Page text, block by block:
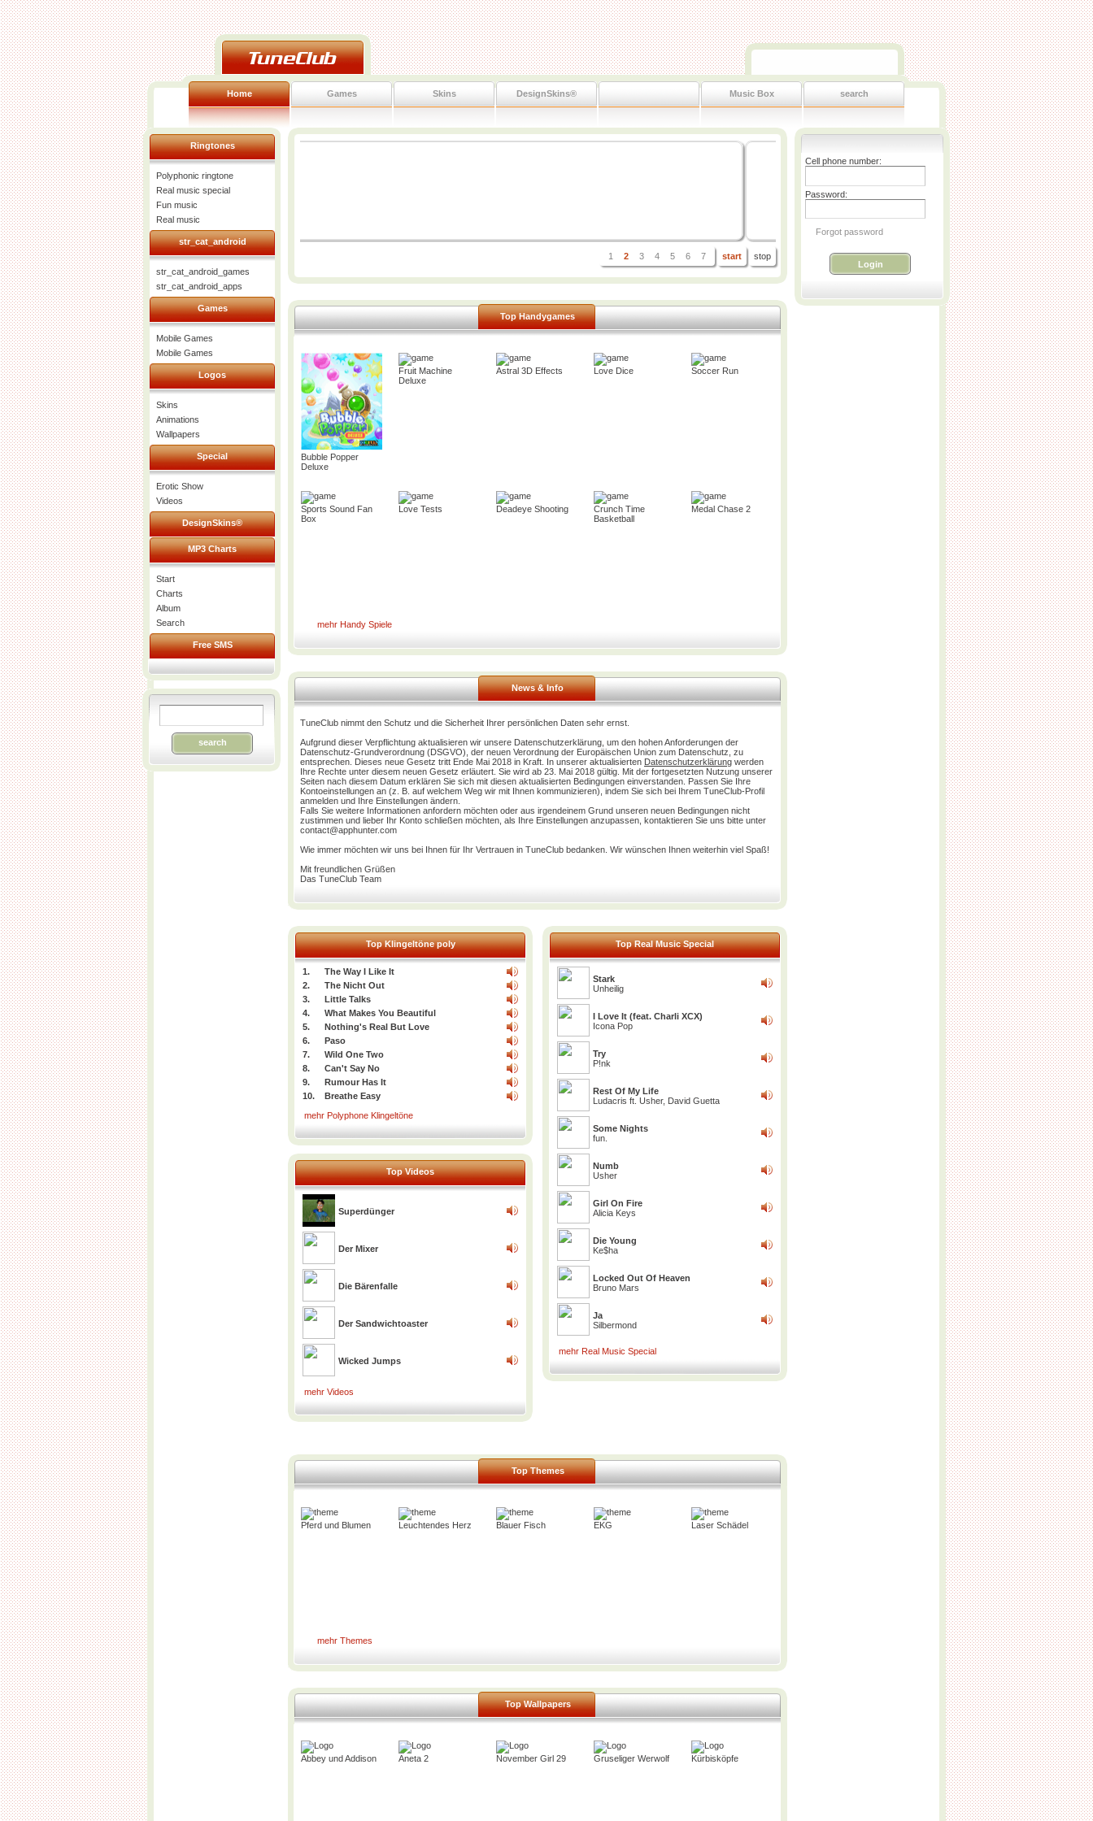
Home Games Skins DesignSkins® Music Box search
Ringtones
Polyphonic ringtone
Real music special
Fun music
Real music
str_cat_android
str_cat_android_games
str_cat_android_apps
Games
Mobile Games
Mobile Games
Logos
Skins
Animations
Wallpapers
Special
Erotic Show
Videos
DesignSkins®
MP3 Charts
Start
Charts
Album
Search
Free SMS
search
1 2 3 4 5 6 7 start stop
Top Handygames
Bubble Popper
Deluxe
Fruit Machine
Deluxe
Astral 3D Effects Love Dice Soccer Run
Sports Sound Fan
Box
Love Tests Deadeye Shooting
Crunch Time
Basketball
Medal Chase 2
mehr Handy Spiele
News & Info
TuneClub nimmt den Schutz und die Sicherheit Ihrer persönlichen Daten sehr ernst.
Aufgrund dieser Verpflichtung aktualisieren wir unsere Datenschutzerklärung, um den hohen Anforderungen der
Datenschutz-Grundverordnung (DSGVO), der neuen Verordnung der Europäischen Union zum Datenschutz, zu
entsprechen. Dieses neue Gesetz tritt Ende Mai 2018 in Kraft. In unserer aktualisierten Datenschutzerklärung werden
Ihre Rechte unter diesem neuen Gesetz erläutert. Sie wird ab 23. Mai 2018 gültig. Mit der fortgesetzten Nutzung unserer
Seiten nach diesem Datum erklären Sie sich mit diesen aktualisierten Bedingungen einverstanden. Passen Sie Ihre
Kontoeinstellungen an (z. B. auf welchem Weg wir mit Ihnen kommunizieren), indem Sie sich bei Ihrem TuneClub-Profil
anmelden und Ihre Einstellungen ändern.
Falls Sie weitere Informationen anfordern möchten oder aus irgendeinem Grund unseren neuen Bedingungen nicht
zustimmen und lieber Ihr Konto schließen möchten, als Ihre Einstellungen anzupassen, kontaktieren Sie uns bitte unter
contact@apphunter.com
Wie immer möchten wir uns bei Ihnen für Ihr Vertrauen in TuneClub bedanken. Wir wünschen Ihnen weiterhin viel Spaß!
Mit freundlichen Grüßen
Das TuneClub Team
Top Klingeltöne poly
1.
The Way I Like It
2.
The Nicht Out
3.
Little Talks
4.
What Makes You Beautiful
5.
Nothing's Real But Love
6.
Paso
7.
Wild One Two
8.
Can't Say No
9.
Rumour Has It
10.
Breathe Easy
mehr Polyphone Klingeltöne
Top Videos
Superdünger
Der Mixer
Die Bärenfalle
Der Sandwichtoaster
Wicked Jumps
mehr Videos
Top Real Music Special
Stark
Unheilig
I Love It (feat. Charli XCX)
Icona Pop
Try
P!nk
Rest Of My Life
Ludacris ft. Usher, David Guetta
Some Nights
fun.
Numb
Usher
Girl On Fire
Alicia Keys
Die Young
Ke$ha
Locked Out Of Heaven
Bruno Mars
Ja
Silbermond
mehr Real Music Special
Top Themes
Pferd und Blumen Leuchtendes Herz Blauer Fisch EKG Laser Schädel
mehr Themes
Top Wallpapers
Abbey und Addison Aneta 2 November Girl 29 Gruseliger Werwolf Kürbisköpfe
Cell phone number:
Password:
Forgot password